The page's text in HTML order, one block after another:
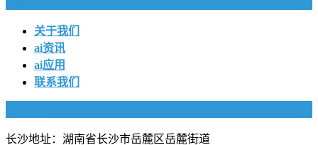
关于我们
ai资讯
ai应用
联系我们
长沙地址：湖南省长沙市岳麓区岳麓街道